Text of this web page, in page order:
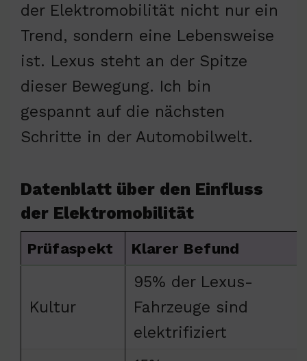
der Elektromobilität nicht nur ein
Trend, sondern eine Lebensweise
ist. Lexus steht an der Spitze
dieser Bewegung. Ich bin
gespannt auf die nächsten
Schritte in der Automobilwelt.
Datenblatt über den Einfluss
der Elektromobilität
Prüfaspekt Klarer Befund
Kultur
95% der Lexus-
Fahrzeuge sind
elektrifiziert